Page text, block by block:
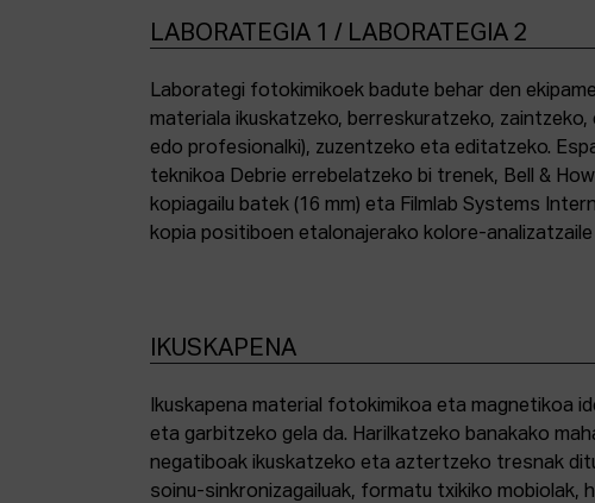
LABORATEGIA 1 / LABORATEGIA 2
Laborategi fotokimikoek badute behar den
materiala ikuskatzeko, berreskuratzeko, zaintzeko,
edo profesionalki), zuzentzeko eta editatzeko.
teknikoa Debrie errebelatzeko bi trenek, Bell &
kopiagailu batek (16 mm) eta Filmlab Systems
kopia positiboen etalonajerako kolore-
IKUSKAPENA
Ikuskapena material fotokimikoa eta magnetikoa
eta garbitzeko gela da. Harilkatzeko banakako
negatiboak ikuskatzeko eta aztertzeko tresnak
soinu-sinkronizagailuak, formatu txikiko mobiolak,